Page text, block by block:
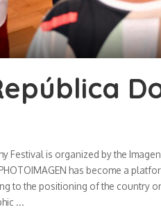
Festival is organized by the
has become a
to the positioning of the country
...